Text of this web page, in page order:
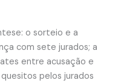
o sorteio e a
com sete jurados; a
entre acusação e
pelos jurados